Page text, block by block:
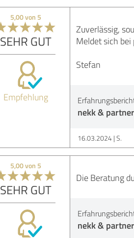
5,00 von 5
SEHR GUT
Empfehlung
Zuverlässig,
Meldet sich
Stefan
nekk & partner
16.03.2024 S.
5,00 von 5
SEHR GUT
Die Beratung
nekk & partner